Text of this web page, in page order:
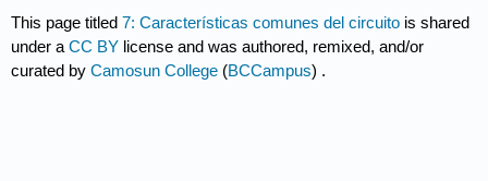
This page titled7: Características comunes del circuito is shared
under aCC BY license and was authored, remixed, and/or
curated byCamosun College (BCCampus) .